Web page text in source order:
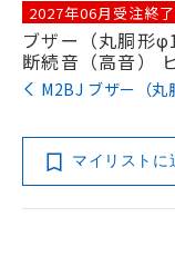
2027年06月受注終
ブザー（丸胴形
断続音（高音）
M2BJ ブザー（
マイリストに